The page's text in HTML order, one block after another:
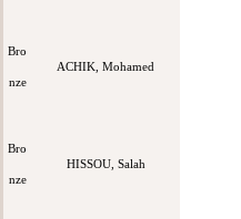
Bro
nze
ACHIK, Mohamed
Bro
nze
HISSOU, Salah